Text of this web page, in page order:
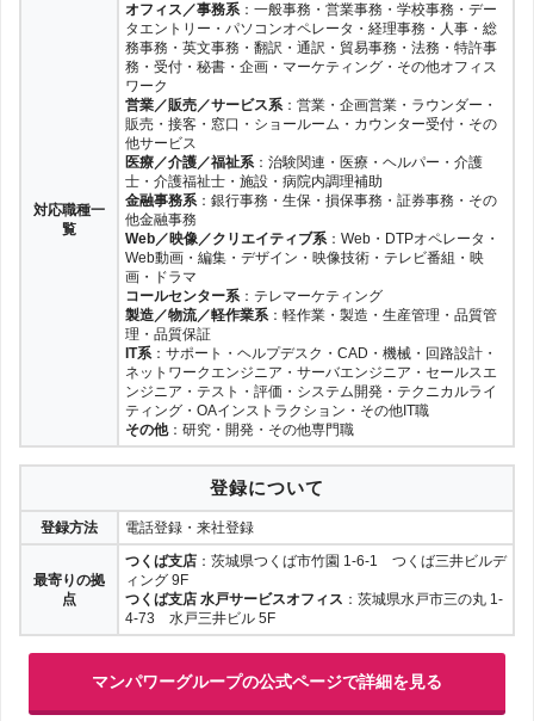
対応職種一
覧
オフィス／事務系：一般事務・営業事務・学校事務・デー
タエントリー・パソコンオペレータ・経理事務・人事・総
務事務・英文事務・翻訳・通訳・貿易事務・法務・特許事
務・受付・秘書・企画・マーケティング・その他オフィス
ワーク
営業／販売／サービス系：営業・企画営業・ラウンダー・
販売・接客・窓口・ショールーム・カウンター受付・その
他サービス
医療／介護／福祉系：治験関連・医療・ヘルパー・介護
士・介護福祉士・施設・病院内調理補助
金融事務系：銀行事務・生保・損保事務・証券事務・その
他金融事務
Web／映像／クリエイティブ系：Web・DTPオペレータ・
Web動画・編集・デザイン・映像技術・テレビ番組・映
画・ドラマ
コールセンター系：テレマーケティング
製造／物流／軽作業系：軽作業・製造・生産管理・品質管
理・品質保証
IT系：サポート・ヘルプデスク・CAD・機械・回路設計・
ネットワークエンジニア・サーバエンジニア・セールスエ
ンジニア・テスト・評価・システム開発・テクニカルライ
ティング・OAインストラクション・その他IT職
その他：研究・開発・その他専門職
登録について
登録方法 電話登録・来社登録
最寄りの拠
点
つくば支店 ：茨城県つくば市竹園 1-6-1 つくば三井ビルデ
ィング 9F
つくば支店 水戸サービスオフィス ：茨城県水戸市三の丸 1-
4-73 水戸三井ビル 5F
マンパワーグループの公式ページで詳細を見る